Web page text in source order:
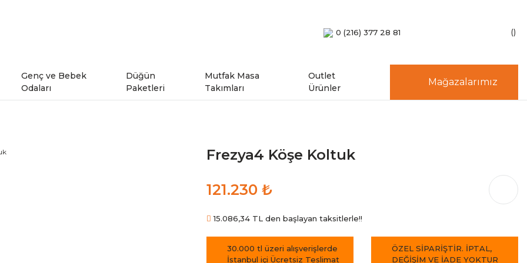
0 (216) 377 28 81
Genç ve Bebek
Odaları
Düğün
Paketleri
Mutfak Masa
Takımları
Outlet
Ürünler
Mağazalarımız
Frezya4 Köşe Koltuk
121.230 ₺
15.086,34 TL den başlayan taksitlerle!!
30.000 tl üzeri alışverişlerde
İstanbul içi Ücretsiz Teslimat
ÖZEL SİPARİŞTİR. İPTAL,
DEĞİŞİM VE İADE YOKTUR